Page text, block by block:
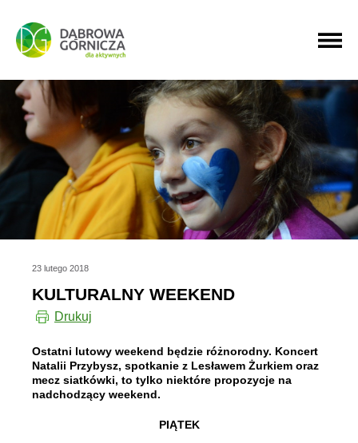
PRZEJDŹ DO MENU GŁÓWNEGO
PRZEJDŹ DO WYSZUKIWARKI
PRZEJDŹ DO TREŚCI
23 lutego 2018
KULTURALNY WEEKEND
Drukuj
Ostatni lutowy weekend będzie różnorodny. Koncert
Natalii Przybysz, spotkanie z Lesławem Żurkiem oraz
mecz siatkówki, to tylko niektóre propozycje na
nadchodzący weekend.
PIĄTEK